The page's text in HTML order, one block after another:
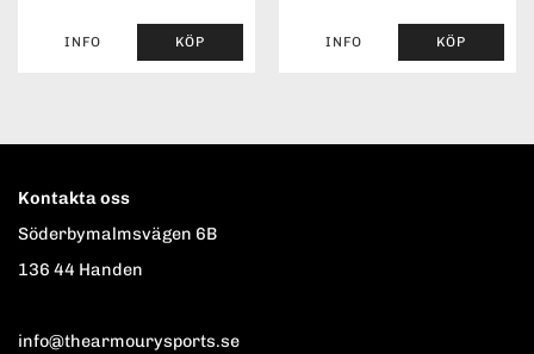
INFO KÖP INFO KÖP
Kontakta oss
Söderbymalmsvägen 6B
136 44 Handen
info@thearmourysports.se